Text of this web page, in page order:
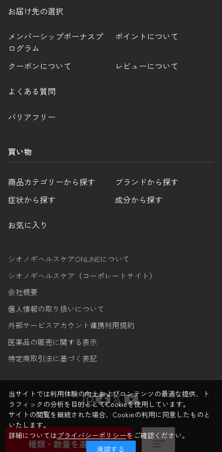
種類・数量を選ぶ
お届け先の選択
メンバーシップボーナスプ
ログラム
ポイントについて
クーポンについて レビューについて
よくある質問
バリアフリー
買い物
商品カテゴリーから探す
ブランドから探す
症状から探す
成分から探す
お気に入り
シオノギヘルスケアONLINEについて
シオノギヘルスケア（コーポレートサイト）
会社概要
個人情報の取り扱いについて
外部サービスアカウント連携利用規約
医薬品の販売に関する表示
特定商取引法に基づく表記
© Shionogi Healthcare Co.,Ltd.
当サイトでは利用体験の向上およびコンテンツの最適な提供、ト
ラフィックの分析を目的としてCookieを使用しています。
サイトの閲覧を継続された場合、Cookieの利用に同意したものと
いたします。
詳細についてはプライバシーポリシーをご確認ください。
承諾する